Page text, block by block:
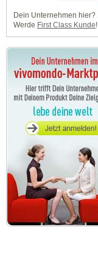
Dein Unternehmen hier?
Werde First Class Kunde!